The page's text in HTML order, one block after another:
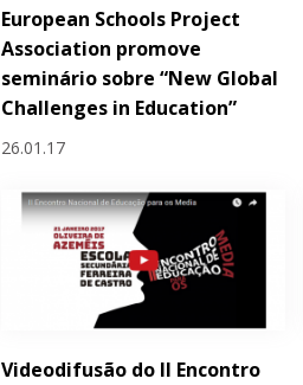
European Schools Project
Association promove
seminário sobre “New Global
Challenges in Education”
26.01.17
Videodifusão do II Encontro